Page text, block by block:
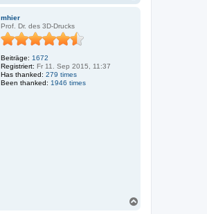
mhier
Prof. Dr. des 3D-Drucks
Beiträge: 1672
Registriert: Fr 11. Sep 2015, 11:37
Has thanked: 279 times
Been thanked: 1946 times